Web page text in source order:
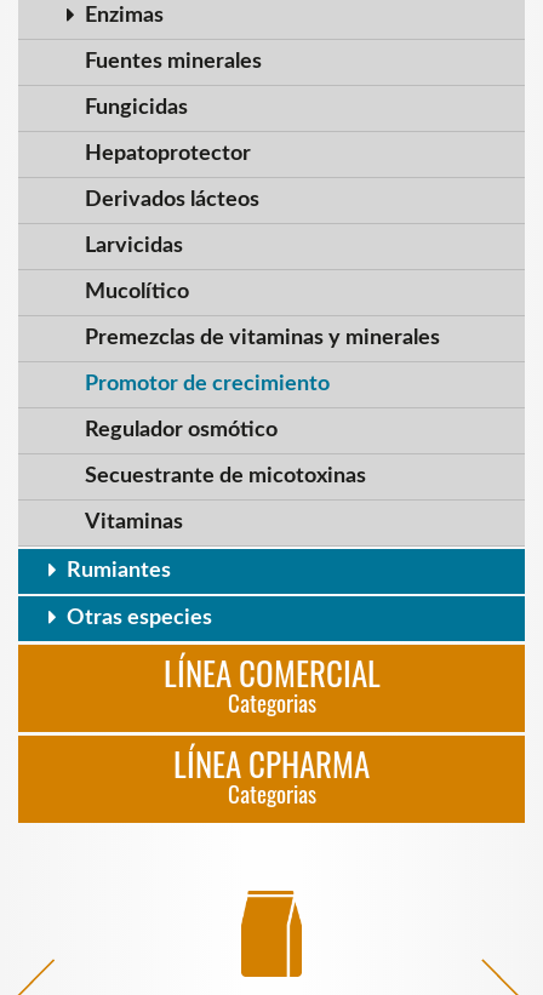
Enzimas
Fuentes minerales
Fungicidas
Hepatoprotector
Derivados lácteos
Larvicidas
Mucolítico
Premezclas de vitaminas y minerales
Promotor de crecimiento
Regulador osmótico
Secuestrante de micotoxinas
Vitaminas
Rumiantes
Otras especies
LÍNEA COMERCIAL
Categorias
LÍNEA CPHARMA
Categorias